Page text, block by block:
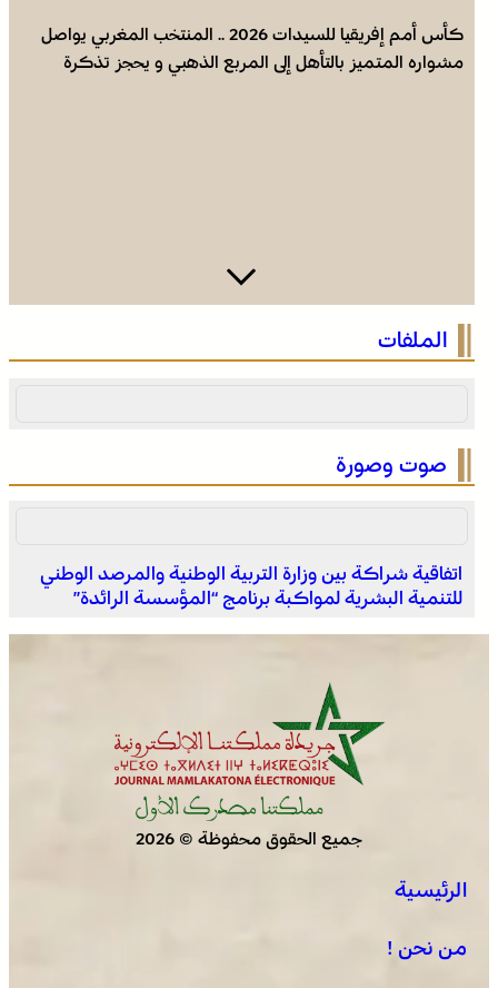
كأس أمم إفريقيا للسيدات 2026 .. المنتخب المغربي يواصل
مشواره المتميز بالتأهل إلى المربع الذهبي و يحجز تذكرة
عروة وثقى لا تنفصم .. التلاحم التاريخي بين العرش والشعب
ضامن السيادة ومجهض الفتن
عيسى .. أصغر فرسان التبوريدة يحمل مشعل تراث عريق
مشروع أمريكي جديد ضد البوليساريو
الملفات
صوت وصورة
اتفاقية شراكة بين وزارة التربية الوطنية والمرصد الوطني
للتنمية البشرية لمواكبة برنامج “المؤسسة الرائدة”
جميع الحقوق محفوظة © 2026
الرئيسية
من نحن !